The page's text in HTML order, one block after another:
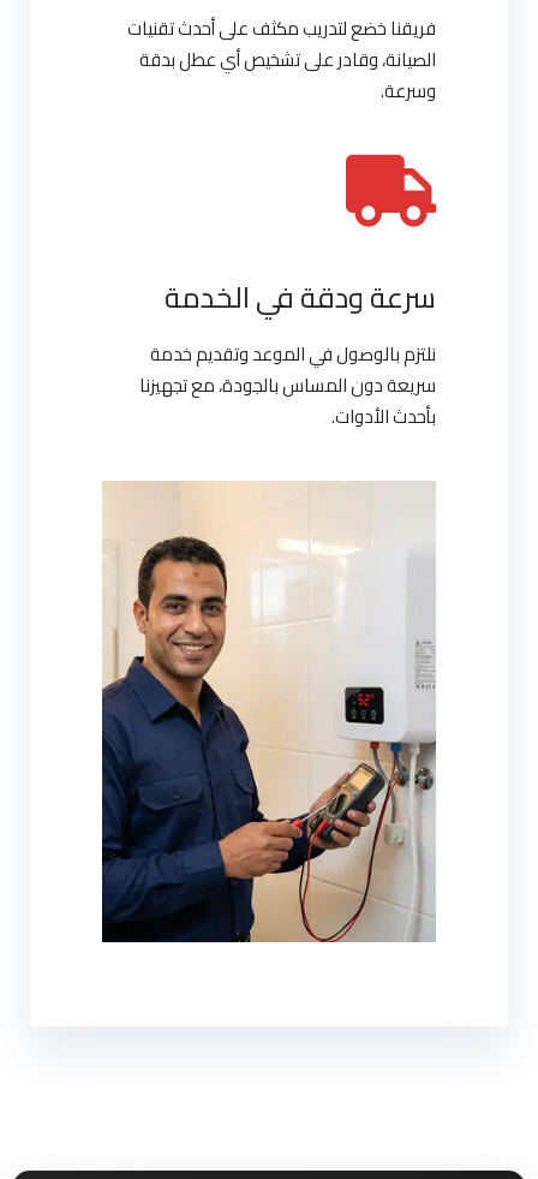
فريقنا خضع لتدريب مكثف على أحدث تقنيات
الصيانة، وقادر على تشخيص أي عطل بدقة
وسرعة.
سرعة ودقة في الخدمة
نلتزم بالوصول في الموعد وتقديم خدمة
سريعة دون المساس بالجودة، مع تجهيزنا
بأحدث الأدوات.